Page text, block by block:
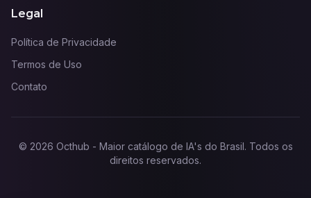
Legal
Política de Privacidade
Termos de Uso
Contato
© 2026 Octhub - Maior catálogo de IA's do Brasil. Todos os
direitos reservados.